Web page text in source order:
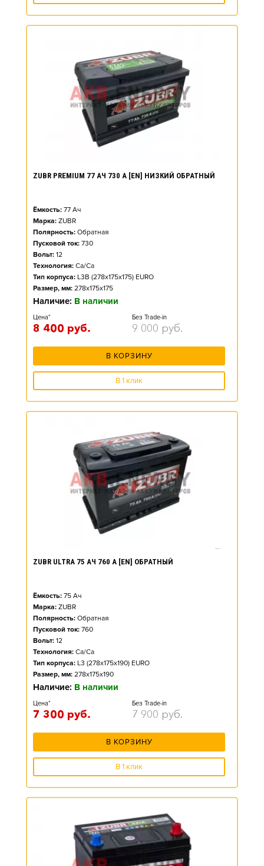
ZUBR PREMIUM 77 АЧ 730 А [EN] НИЗКИЙ ОБРАТНЫЙ
Ёмкость: 77 Ач
Марка: ZUBR
Полярность: Обратная
Пусковой ток: 730
Вольт: 12
Технология: Ca/Ca
Тип корпуса: L3B (278x175x175) EURO
Размер, мм: 278x175x175
Наличие: В наличии
Цена*
8 400 руб.
Без Trade-in
9 000 руб.
В КОРЗИНУ
В 1 клик
ZUBR ULTRA 75 АЧ 760 А [EN] ОБРАТНЫЙ
Ёмкость: 75 Ач
Марка: ZUBR
Полярность: Обратная
Пусковой ток: 760
Вольт: 12
Технология: Ca/Ca
Тип корпуса: L3 (278x175x190) EURO
Размер, мм: 278x175x190
Наличие: В наличии
Цена*
7 300 руб.
Без Trade-in
7 900 руб.
В КОРЗИНУ
В 1 клик